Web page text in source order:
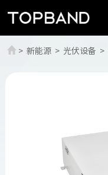
> 新能源 > 光伏设备 >